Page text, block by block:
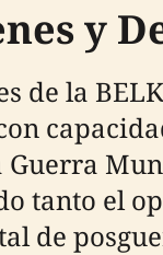
y
de la
Guerra
tanto el
de